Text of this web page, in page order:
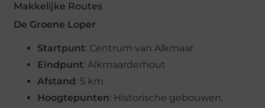
Makkelijke Routes
De Groene Loper
Startpunt: Centrum van Alkmaar
Eindpunt: Alkmaarderhout
Afstand : 5 km
Hoogtepunten: Historische gebouwen,